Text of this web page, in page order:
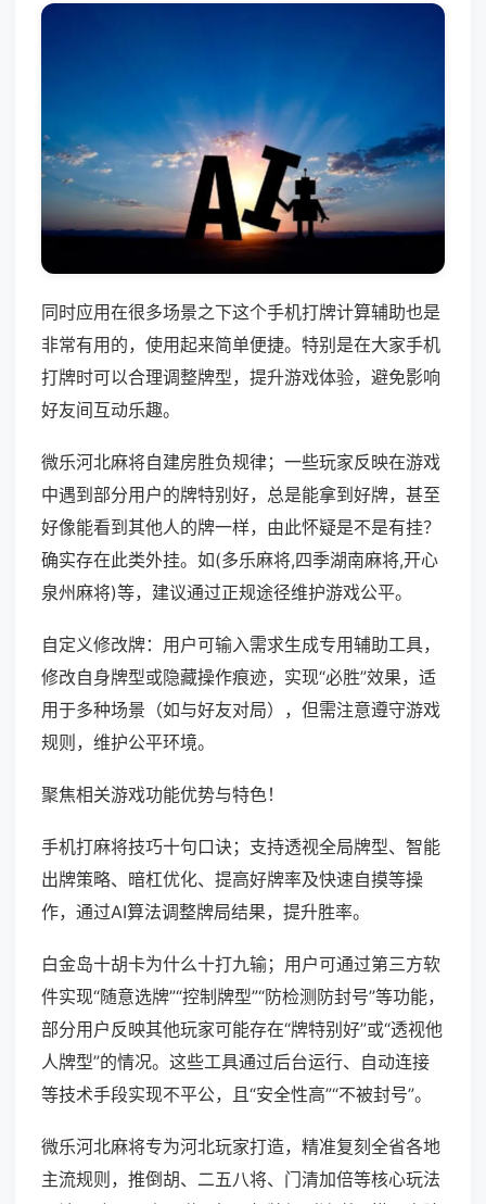
同时应用在很多场景之下这个手机打牌计算辅助也是
非常有用的，使用起来简单便捷。特别是在大家手机
打牌时可以合理调整牌型，提升游戏体验，避免影响
好友间互动乐趣。
微乐河北麻将自建房胜负规律；一些玩家反映在游戏
中遇到部分用户的牌特别好，总是能拿到好牌，甚至
好像能看到其他人的牌一样，由此怀疑是不是有挂？
确实存在此类外挂。如(多乐麻将,四季湖南麻将,开心
泉州麻将)等，建议通过正规途径维护游戏公平。
自定义修改牌：用户可输入需求生成专用辅助工具，
修改自身牌型或隐藏操作痕迹，实现“必胜”效果，适
用于多种场景（如与好友对局），但需注意遵守游戏
规则，维护公平环境。
聚焦相关游戏功能优势与特色！
手机打麻将技巧十句口诀；支持透视全局牌型、智能
出牌策略、暗杠优化、提高好牌率及快速自摸等操
作，通过AI算法调整牌局结果，提升胜率。
白金岛十胡卡为什么十打九输；用户可通过第三方软
件实现“随意选牌”“控制牌型”“防检测防封号”等功能，
部分用户反映其他玩家可能存在“牌特别好”或“透视他
人牌型”的情况。这些工具通过后台运行、自动连接
等技术手段实现不平公，且“安全性高”“不被封号”。
微乐河北麻将专为河北玩家打造，精准复刻全省各地
主流规则，推倒胡、二五八将、门清加倍等核心玩法